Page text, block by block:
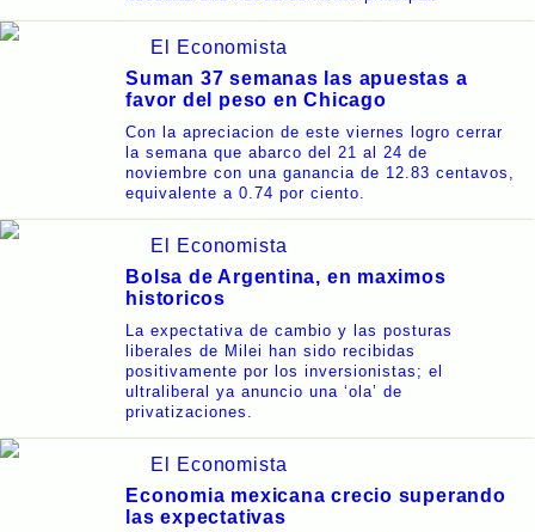
El Economista
Suman 37 semanas las apuestas a
favor del peso en Chicago
Con la apreciacion de este viernes logro cerrar
la semana que abarco del 21 al 24 de
noviembre con una ganancia de 12.83 centavos,
equivalente a 0.74 por ciento.
El Economista
Bolsa de Argentina, en maximos
historicos
La expectativa de cambio y las posturas
liberales de Milei han sido recibidas
positivamente por los inversionistas; el
ultraliberal ya anuncio una ‘ola’ de
privatizaciones.
El Economista
Economia mexicana crecio superando
las expectativas